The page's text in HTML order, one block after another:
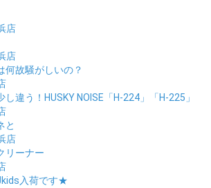
店
店
何故騒がしいの？
し違う！HUSKY NOISE「H-224」「H-225」
と
店
リーナー
入荷です★